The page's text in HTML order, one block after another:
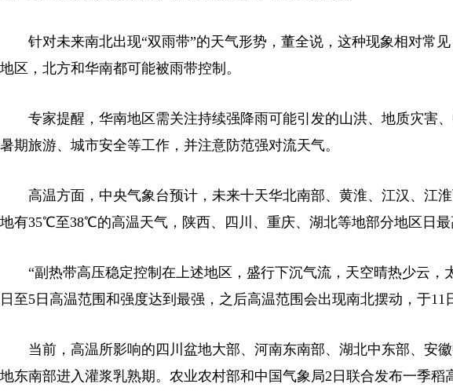
针对未来南北出现“双雨带”的天气形势，董全说，这种现象相对常
地区，北方和华南都可能被雨带控制。
专家提醒，华南地区需关注持续强降雨可能引发的山洪、地质灾害、
暑期旅游、城市安全等工作，并注意防范强对流天气。
高温方面，中央气象台预计，未来十天华北南部、黄淮、江汉、江
地有35℃至38℃的高温天气，陕西、四川、重庆、湖北等地部分地区日最
“副热带高压稳定控制在上述地区，盛行下沉气流，天空晴热少云，
日至5日高温范围和强度达到最强，之后高温范围会出现南北摆动，于11
当前，高温所影响的四川盆地大部、河南东南部、湖北中东部、安
地东南部进入灌浆乳熟期。农业农村部和中国气象局2日联合发布一季